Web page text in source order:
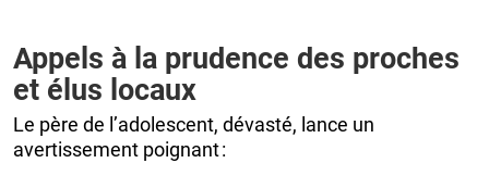
Appels à la prudence des proches
et élus locaux
Le père de l’adolescent, dévasté, lance un
avertissement poignant :